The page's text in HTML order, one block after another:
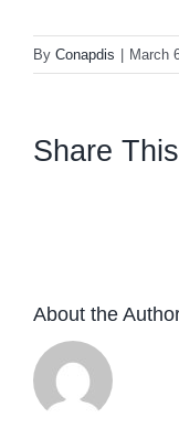
By Conapdis March
Share This
About the